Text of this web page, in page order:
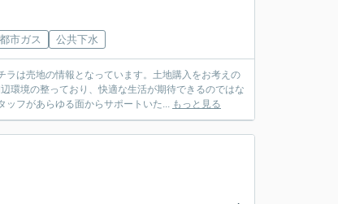
都市ガス 公共下水
は売地の情報となっています。土地購入をお考えの
環境の整っており、快適な生活が期待できるのではな
ッフがあらゆる面からサポートいた... もっと見る